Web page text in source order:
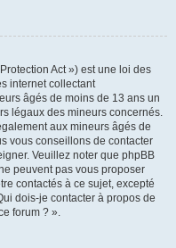
Act ») est une loi des
internet collectant
âgés de moins de 13 ans un
légaux des mineurs concernés.
aux mineurs âgés de
vous conseillons de contacter
Veuillez noter que phpBB
peuvent pas vous proposer
contactés à ce sujet, excepté
dois-je contacter à propos de
forum ? ».